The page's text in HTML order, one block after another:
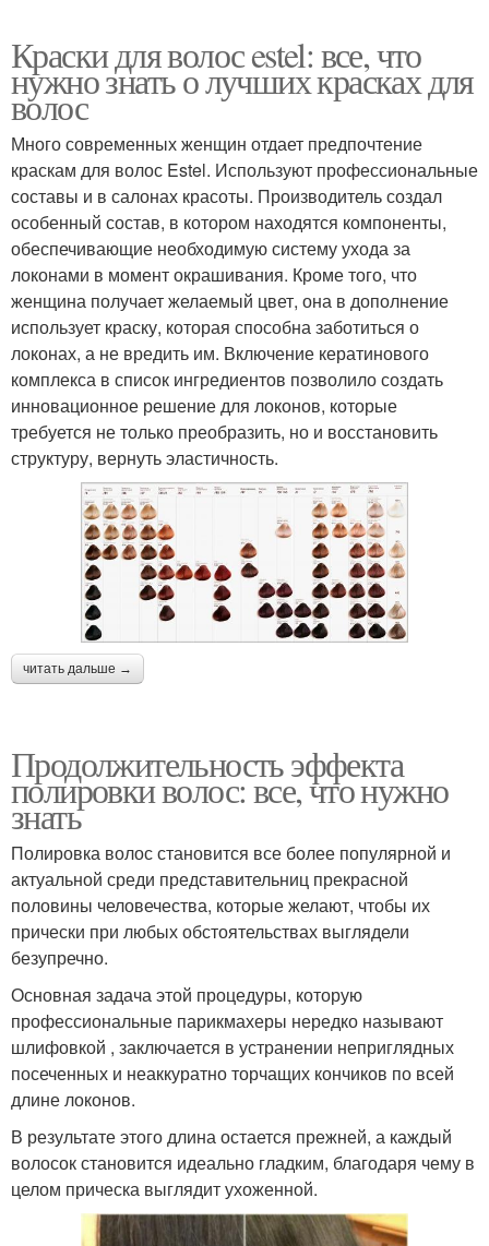
Краски для волос estel: все, что
нужно знать о лучших красках для
волос
Много современных женщин отдает предпочтение
краскам для волос Estel. Используют профессиональные
составы и в салонах красоты. Производитель создал
особенный состав, в котором находятся компоненты,
обеспечивающие необходимую систему ухода за
локонами в момент окрашивания. Кроме того, что
женщина получает желаемый цвет, она в дополнение
использует краску, которая способна заботиться о
локонах, а не вредить им. Включение кератинового
комплекса в список ингредиентов позволило создать
инновационное решение для локонов, которые
требуется не только преобразить, но и восстановить
структуру, вернуть эластичность.
читать дальше →
Продолжительность эффекта
полировки волос: все, что нужно
знать
Полировка волос становится все более популярной и
актуальной среди представительниц прекрасной
половины человечества, которые желают, чтобы их
прически при любых обстоятельствах выглядели
безупречно.
Основная задача этой процедуры, которую
профессиональные парикмахеры нередко называют
шлифовкой , заключается в устранении неприглядных
посеченных и неаккуратно торчащих кончиков по всей
длине локонов.
В результате этого длина остается прежней, а каждый
волосок становится идеально гладким, благодаря чему в
целом прическа выглядит ухоженной.